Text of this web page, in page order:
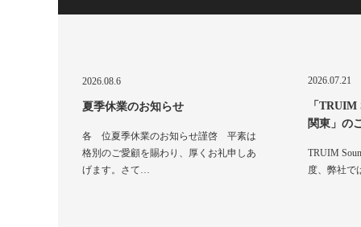
2026.08.6
夏季休業のお知らせ
各 位夏季休業のお知らせ謹啓 平素は
格別のご愛顧を賜わり、厚くお礼申しあ
げます。さて…
2026.07.21
「
関東」の
TRUIM
度、弊社